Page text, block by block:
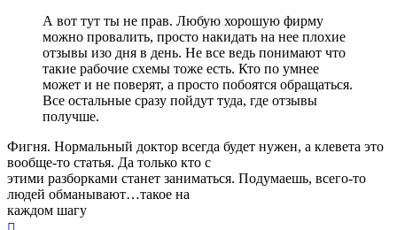
А вот тут ты не прав. Любую хорошую фирму
можно провалить, просто накидать на нее плохие
отзывы изо дня в день. Не все ведь понимают что
такие рабочие схемы тоже есть. Кто по умнее
может и не поверят, а просто побоятся обращаться.
Все остальные сразу пойдут туда, где отзывы
получше.
Фигня. Нормальный доктор всегда будет нужен, а клевета это
вообще-то статья. Да только кто с
этими разборками станет заниматься. Подумаешь, всего-то
людей обманывают…такое на
каждом шагу